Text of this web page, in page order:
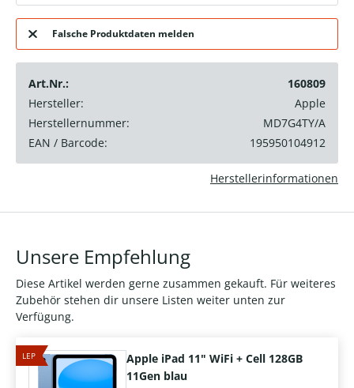
Falsche Produktdaten melden
Art.Nr.:
160809
Hersteller:
Apple
Herstellernummer:
MD7G4TY/A
EAN / Barcode:
195950104912
Herstellerinformationen
Unsere Empfehlung
Diese Artikel werden gerne zusammen gekauft. Für weiteres
Zubehör stehen dir unsere Listen weiter unten zur
Verfügung.
LEP
Apple iPad 11" WiFi + Cell 128GB
11Gen blau